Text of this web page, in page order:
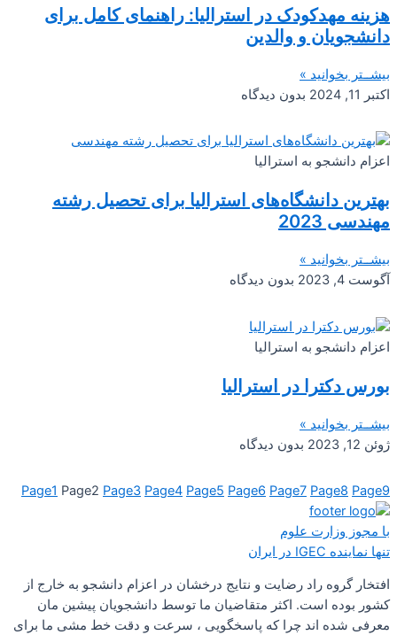
هزینه مهدکودک در استرالیا: راهنمای کامل برای
دانشجویان و والدین
بیشــتر بخوانید »
اکتبر 11, 2024
بدون دیدگاه
اعزام دانشجو به استرالیا
بهترین دانشگاه‌های استرالیا برای تحصیل رشته
مهندسی 2023
بیشــتر بخوانید »
آگوست 4, 2023
بدون دیدگاه
اعزام دانشجو به استرالیا
بورس دکترا در استرالیا
بیشــتر بخوانید »
ژوئن 12, 2023
بدون دیدگاه
Page1 Page2 Page3 Page4 Page5 Page6 Page7 Page8 Page9
با مجوز وزارت علوم
تنها نماینده IGEC در ایران
افتخار گروه راد رضایت و نتایج درخشان در اعزام دانشجو به خارج از
کشور بوده است. اکثر متقاضیان ما توسط دانشجویان پیشین مان
معرفی شده اند چرا که پاسخگویی ، سرعت و دقت خط مشی ما برای